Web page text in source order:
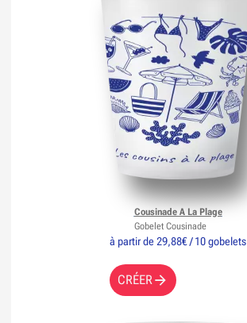
à partir de 29,88€ / 10 gobelets
CRÉER
Cousinade A La Plage
Gobelet Cousinade